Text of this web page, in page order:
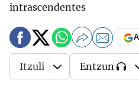
intrascendentes
Itzuli Entzun